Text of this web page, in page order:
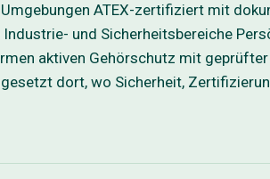
ATEX-zertifiziert mit
und Sicherheitsbereiche
aktiven Gehörschutz mit
dort, wo Sicherheit,